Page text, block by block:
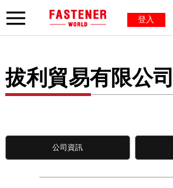
登入
拔利貿易有限公司
公司資訊